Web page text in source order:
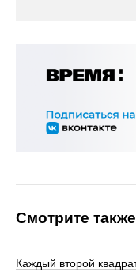
Смотрите также
Каждый второй